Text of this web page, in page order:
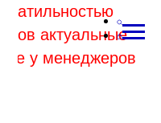
актуальные
у менеджеров